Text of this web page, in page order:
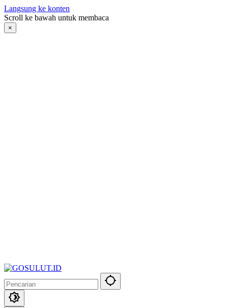
Langsung ke konten
Scroll ke bawah untuk membaca
×